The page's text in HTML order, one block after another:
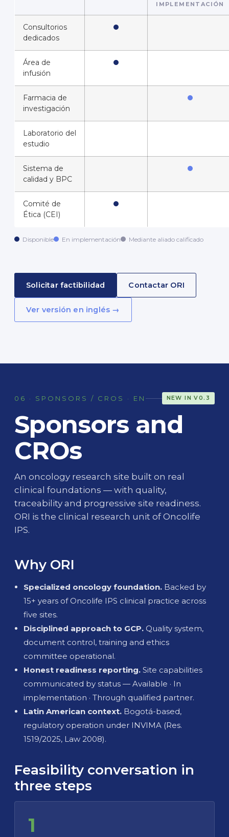
IMPLEMENTACIÓN
Consultorios
dedicados
Área de
infusión
Farmacia de
investigación
Laboratorio del
estudio
Sistema de
calidad y BPC
Comité de
Ética (CEI)
Disponible En implementación Mediante aliado calificado
Solicitar factibilidad Contactar ORI
Ver versión en inglés →
06 · SPONSORS / CROS · EN NEW IN V0.3
Sponsors and
CROs
An oncology research site built on real
clinical foundations — with quality,
traceability and progressive site readiness.
ORI is the clinical research unit of Oncolife
IPS.
Why ORI
Specialized oncology foundation. Backed by
15+ years of Oncolife IPS clinical practice across
five sites.
Disciplined approach to GCP. Quality system,
document control, training and ethics
committee operational.
Honest readiness reporting. Site capabilities
communicated by status — Available · In
implementation · Through qualified partner.
Latin American context. Bogotá-based,
regulatory operation under INVIMA (Res.
1519/2025, Law 2008).
Feasibility conversation in
three steps
1